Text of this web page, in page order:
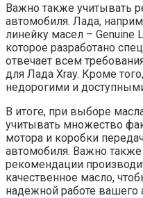
Важно также учитывать
автомобиля. Лада,
линейку масел – Genuine
которое разработано
отвечает всем
для Лада Xray. Кроме
недорогими и
В итоге, при выборе
учитывать множество
мотора и коробки
автомобиля. Важно
рекомендации
качественное масло,
надежной работе вашего